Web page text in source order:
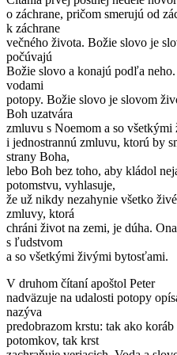
o záchrane, pričom smerujú od
k záchrane
večného života. Božie slovo je
počúvajú
Božie slovo a konajú podľa
vodami
potopy. Božie slovo je slovom
Boh uzatvára
zmluvu s Noemom a so
i jednostrannú zmluvu, ktorú by
strany Boha,
lebo Boh bez toho, aby kládol
potomstvu, vyhlasuje,
že už nikdy nezahynie všetko
zmluvy, ktorá
chráni život na zemi, je dúha.
s ľudstvom
a so všetkými živými bytosťami.
V druhom čítaní apoštol Peter
nadväzuje na udalosti potopy
nazýva
predobrazom krstu: tak ako
potomkov, tak krst